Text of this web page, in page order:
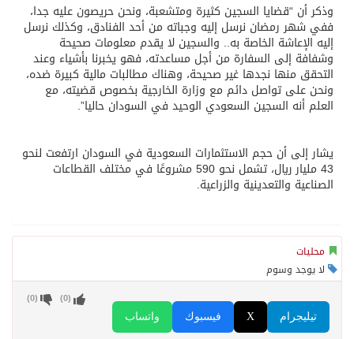
وذكر أن “قضايا السجين كثيرة ومتشعبة، ونحن حريصون عليه جدا،
ففي شهر رمضان نرسل إليه وجباته من أحد الفنادق، وكذلك نرسل
إليه الإعاشة الخاصة به.. والسجين لا يقدم معلومات صحيحة
وشفافة إلى السفارة من أجل مساعدته، فهو يخبرنا بأشياء وعند
التحقق منها نجدها غير صحيحة، وهناك مطالبات مالية كبيرة ضده،
ونحن على تواصل دائم مع وزارة الخارجية بخصوص قضيته، مع
العلم أنه السجين السعودي الوحيد في السودان حاليا”.
يشار إلى أن حجم الاستثمارات السعودية في السودان ارتفعت لنحو
43 مليار ريال، تشمل نحو 590 مشروعًا في مختلف القطاعات
الصناعية والتعدينية والزراعية.
محليات
لا يوجد وسوم
واتساب فيسبوك X تيليجرام
(
0
) (
0
)